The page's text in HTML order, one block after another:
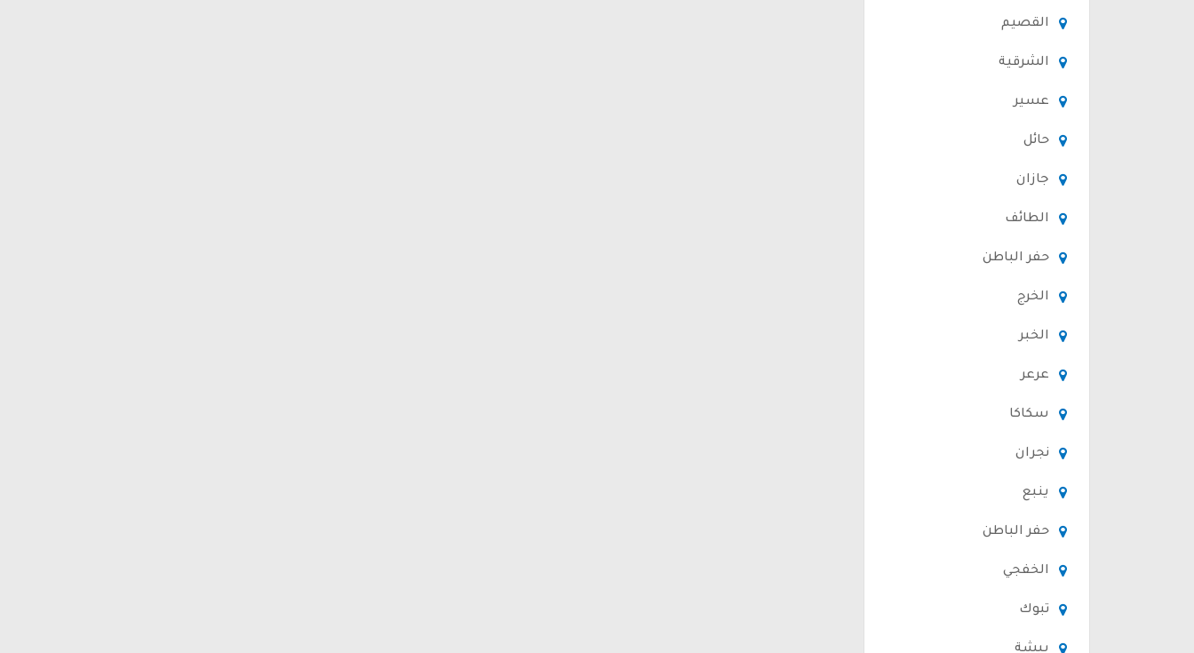
القصيم
الشرقية
عسير
حائل
جازان
الطائف
حفر الباطن
الخرج
الخبر
عرعر
سكاكا
نجران
ينبع
حفر الباطن
الخفجي
تبوك
بيشة